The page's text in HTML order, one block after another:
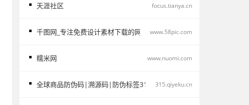
天涯社区 focus.tianya.cn
千图网_专注免费设计素材下载的网站_免费设计图片素材中国
www.58pic.com
糯米网 www.nuomi.com
全球商品防伪码|溯源码|防伪标签315产品防伪溯源查询中心
315.qiyeku.cn